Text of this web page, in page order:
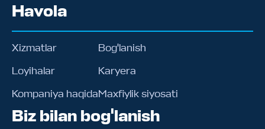
Havola
Xizmatlar
Loyihalar
Kompaniya haqida
Bog'lanish
Karyera
Maxfiylik siyosati
Biz bilan bog'lanish